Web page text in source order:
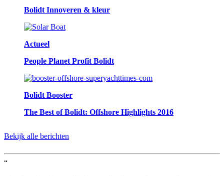
Bolidt Innoveren & kleur
Actueel
People Planet Profit Bolidt
Bolidt Booster
The Best of Bolidt: Offshore Highlights 2016
Bekijk alle berichten
“